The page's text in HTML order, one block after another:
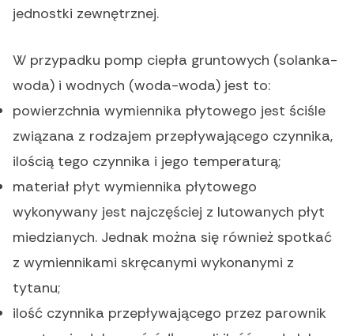
jednostki zewnętrznej.
W przypadku pomp ciepła gruntowych (solanka-
woda) i wodnych (woda-woda) jest to:
powierzchnia wymiennika płytowego jest ściśle
związana z rodzajem przepływającego czynnika,
ilością tego czynnika i jego temperaturą;
materiał płyt wymiennika płytowego
wykonywany jest najczęściej z lutowanych płyt
miedzianych. Jednak można się również spotkać
z wymiennikami skręcanymi wykonanymi z
tytanu;
ilość czynnika przepływającego przez parownik